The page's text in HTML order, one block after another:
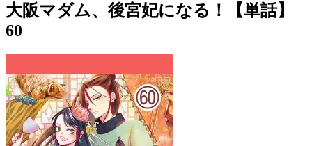
大阪マダム、後宮妃になる！【単話】
60